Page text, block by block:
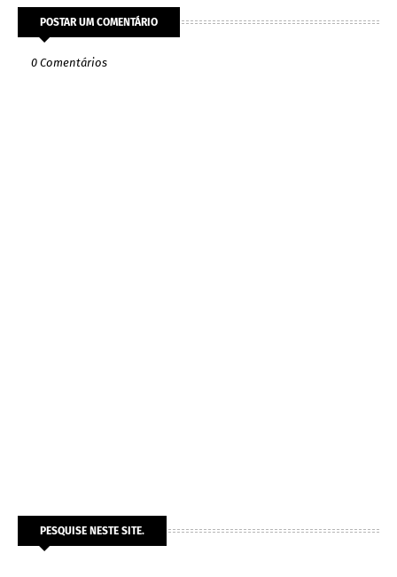
POSTAR UM COMENTÁRIO
0 Comentários
PESQUISE NESTE SITE.